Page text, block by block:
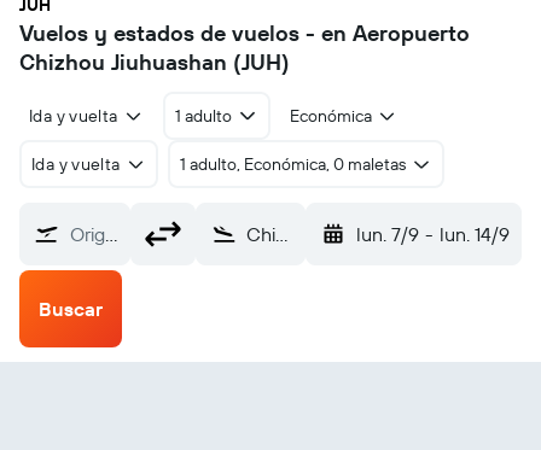
JUH
Vuelos y estados de vuelos - en Aeropuerto
Chizhou Jiuhuashan (JUH)
Ida y vuelta 1 adulto Económica
Ida y vuelta 1 adulto, Económica, 0 maletas
Origen Chizhou Jiuhuashan (JUH) lun. 7/9 - lun. 14/9
Buscar